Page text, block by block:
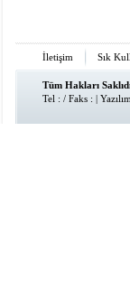
İletişim Sık
Tüm Hakları
Tel : / Faks : |